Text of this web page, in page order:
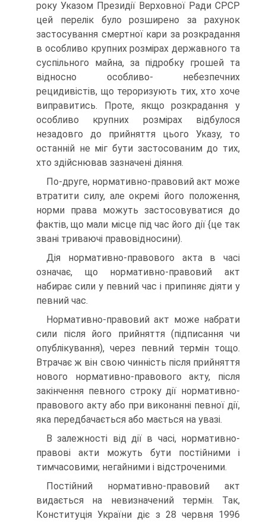
року Указом Президії Верховної Ради СРСР
цей перелік було розширено за рахунок
застосування смертної кари за розкрадання
в особливо крупних розмірах державного та
суспільного майна, за підробку грошей та
відносно особливо- небезпечних
рецидивістів, що тероризують тих, хто хоче
виправитись. Проте, якщо розкрадання у
особливо крупних розмірах відбулося
незадовго до прийняття цього Указу, то
останній не міг бути застосованим до тих,
хто здійснював зазначені діяння.
По-друге, нормативно-правовий акт може
втратити силу, але окремі його положення,
норми права можуть застосовуватися до
фактів, що мали місце під час його дії {це так
звані триваючі правовідносини).
Дія нормативно-правового акта в часі
означає, що нормативно-правовий акт
набирає сили у певний час і припиняє діяти у
певний час.
Нормативно-правовий акт може набрати
сили після його прийняття (підписання чи
опублікування), через певний термін тощо.
Втрачає ж він свою чинність після прийняття
нового нормативно-правового акту, після
закінчення певного строку дії нормативно-
правового акту або при виконанні певної дії,
яка передбачається або мається на увазі.
В залежності від дії в часі, нормативно-
правові акти можуть бути постійними і
тимчасовими; негайними і відстроченими.
Постійний нормативно-правовий акт
видається на невизначений термін. Так,
Конституція України діє з 28 червня 1996